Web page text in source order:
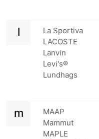
l
La Sportiva
LACOSTE
Lanvin
Levi's®
Lundhags
m
MAAP
Mammut
MAPLE